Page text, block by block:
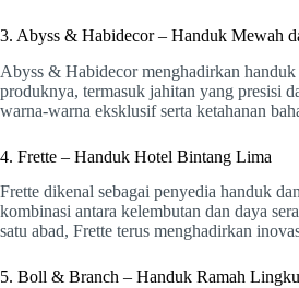
3. Abyss & Habidecor – Handuk Mewah
Abyss & Habidecor menghadirkan
produknya, termasuk jahitan yang presisi
warna-warna eksklusif serta ketahanan
4. Frette – Handuk Hotel Bintang Lima
Frette dikenal sebagai penyedia handuk
kombinasi antara kelembutan dan daya
satu abad, Frette terus menghadirkan
5. Boll & Branch – Handuk Ramah